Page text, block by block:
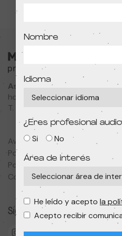
Associació Cultural MODIband
hola@primerfestivaldecine.com
T. 933 023 553
Aviso legal
Política de privacidad
Política de cookies
Condiciones de contratación
Síguenos
Nombre
Idioma
¿Eres profesional
Si No
Área de interés
He leído y acepto la
Acepto recibir